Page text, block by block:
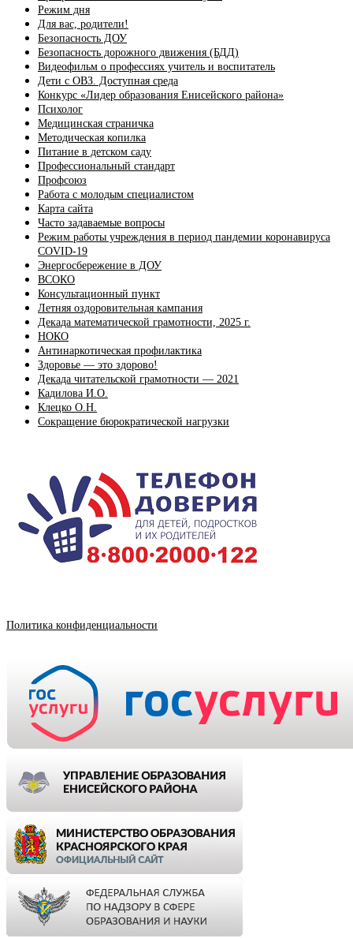
Режим дня
Для вас, родители!
Безопасность ДОУ
Безопасность дорожного движения (БДД)
Видеофильм о профессиях учитель и воспитатель
Дети с ОВЗ. Доступная среда
Конкурс «Лидер образования Енисейского района»
Психолог
Медицинская страничка
Методическая копилка
Питание в детском саду
Профессиональный стандарт
Профсоюз
Работа с молодым специалистом
Карта сайта
Часто задаваемые вопросы
Режим работы учреждения в период пандемии коронавируса
COVID-19
Энергосбережение в ДОУ
ВСОКО
Консультационный пункт
Летняя оздоровительная кампания
Декада математической грамотности, 2025 г.
НОКО
Антинаркотическая профилактика
Здоровье — это здорово!
Декада читательской грамотности — 2021
Кадилова И.О.
Клецко О.Н.
Сокращение бюрократической нагрузки
Политика конфиденциальности